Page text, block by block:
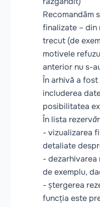
Recomandăm
finalizate – din
trecut (de
motivele
anterior nu s-
În arhivă a
includerea
posibilitatea
În lista
- vizualizarea
detaliate
-
de exemplu,
- ștergerea
funcția este